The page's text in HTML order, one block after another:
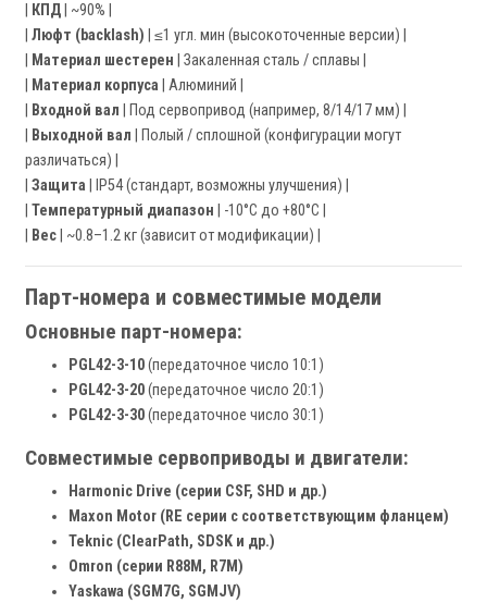
КПД | ~90% |
Люфт (backlash) | ≤1 угл. мин (высокоточенные версии) |
Материал шестерен | Закаленная сталь / сплавы |
Материал корпуса | Алюминий |
Входной вал | Под сервопривод (например, 8/14/17 мм) |
Выходной вал | Полый / сплошной (конфигурации могут
различаться) |
Защита | IP54 (стандарт, возможны улучшения) |
Температурный диапазон | -10°C до +80°C |
Вес | ~0.8–1.2 кг (зависит от модификации) |
Парт-номера и совместимые модели
Основные парт-номера:
PGL42-3-10(передаточное число 10:1)
PGL42-3-20(передаточное число 20:1)
PGL42-3-30(передаточное число 30:1)
Совместимые сервоприводы и двигатели:
Harmonic Drive (серии CSF, SHD и др.)
Maxon Motor (RE серии с соответствующим фланцем)
Teknic (ClearPath, SDSK и др.)
Omron (серии R88M, R7M)
Yaskawa (SGM7G, SGMJV)